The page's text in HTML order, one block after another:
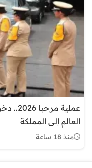
العالم إلى المملكة
منذ 18 ساعة